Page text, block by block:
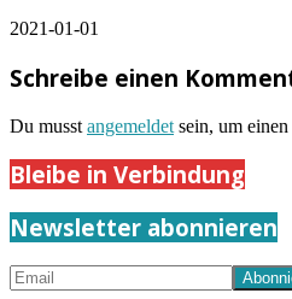
2021-01-01
Schreibe einen
Du musst angemeldet sein, um
Bleibe in Verbindung
Newsletter abonnieren